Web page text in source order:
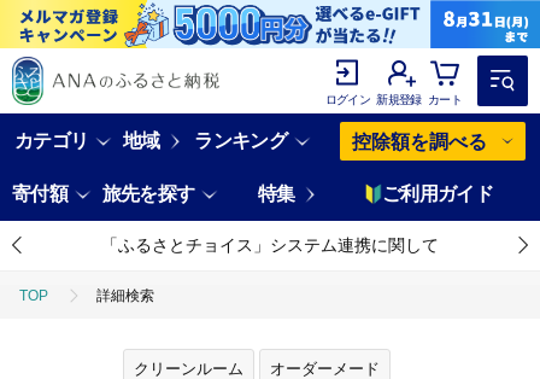
ログイン 新規登録 カート
カテゴリ 地域 ランキング 控除額を調べる
寄付額 旅先を探す 特集 ご利用ガイド
「ふるさとチョイス」システム連携に関して
TOP 詳細検索
クリーンルーム オーダーメード